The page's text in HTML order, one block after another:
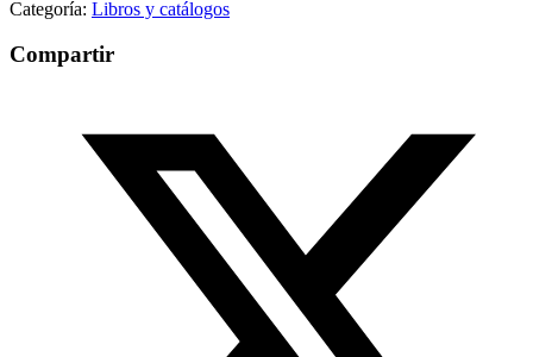
Categoría: Libros y catálogos
Compartir